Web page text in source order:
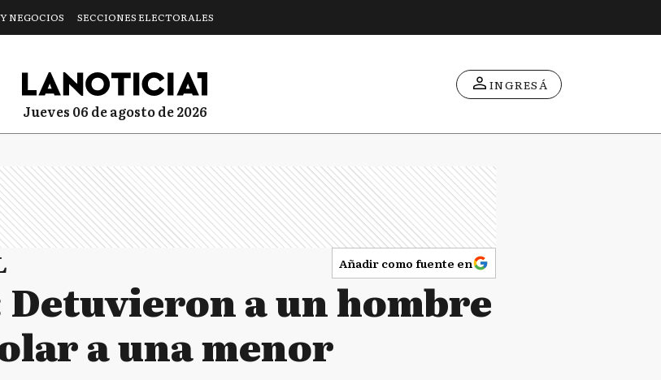
NEGOCIOS SECCIONES ELECTORALES
jueves 06 de agosto de 2026
INGRESÁ
Añadir como fuente en
a un hombre
a una menor